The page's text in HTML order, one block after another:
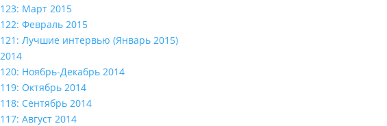
123: Март 2015
122: Февраль 2015
121: Лучшие интервью (Январь 2015)
2014
120: Ноябрь-Декабрь 2014
119: Октябрь 2014
118: Сентябрь 2014
117: Август 2014